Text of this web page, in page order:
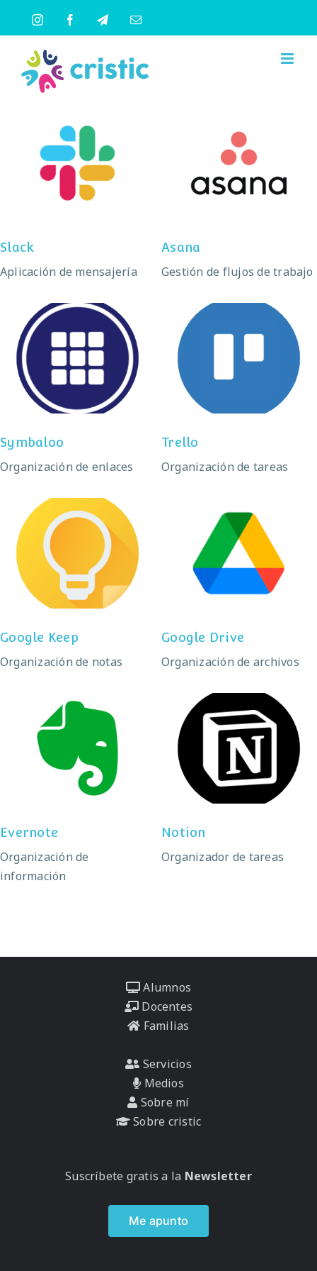
contenido
InstagramFacebookTelegramCorreo
Slack
Slack
Aplicación de mensajería
Asana
Asana
Gestión de flujos de trabajo
Symbaloo
Symbaloo
Organización de enlaces
Trello
Trello
Organización de tareas
Google Keep
Google Keep
Organización de notas
Google Drive
Google Drive
Organización de archivos
Evernote
Organización de
información
Notion
Notion
Organizador de tareas
Alumnos
Docentes
Familias
Servicios
Medios
Sobre mí
Sobre cristic
Suscríbete gratis a la Newsletter
Me apunto